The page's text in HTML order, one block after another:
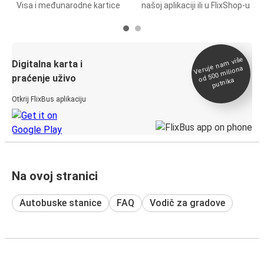
Visa i međunarodne kartice
našoj aplikaciji ili u FlixShop-u
Digitalna karta i
praćenje uživo
Otkrij FlixBus aplikaciju
Veruje na
m više
od 500
miliona
putnika
Na ovoj stranici
Autobuske stanice FAQ Vodič za gradove